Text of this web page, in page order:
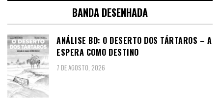
BANDA DESENHADA
ANÁLISE BD: O DESERTO DOS TÁRTAROS – A
ESPERA COMO DESTINO
7 DE AGOSTO, 2026